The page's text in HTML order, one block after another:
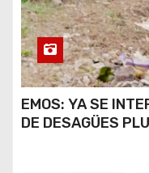
EMOS: YA SE
DE DESAGÜES